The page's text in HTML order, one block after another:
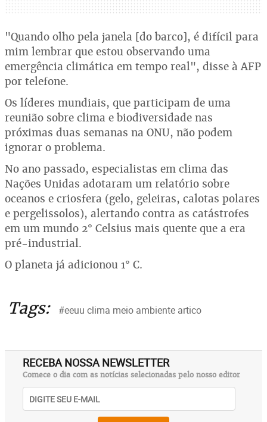
"Quando olho pela janela [do barco], é difícil para
mim lembrar que estou observando uma
emergência climática em tempo real", disse à AFP
por telefone.
Os líderes mundiais, que participam de uma
reunião sobre clima e biodiversidade nas
próximas duas semanas na ONU, não podem
ignorar o problema.
No ano passado, especialistas em clima das
Nações Unidas adotaram um relatório sobre
oceanos e criosfera (gelo, geleiras, calotas polares
e pergelissolos), alertando contra as catástrofes
em um mundo 2° Celsius mais quente que a era
pré-industrial.
O planeta já adicionou 1° C.
Tags: #eeuu clima meio ambiente artico
RECEBA NOSSA NEWSLETTER
Comece o dia com as notícias selecionadas pelo nosso editor